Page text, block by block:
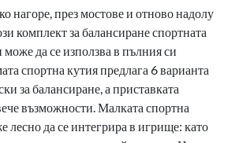
нагоре, през мостове и отново надолу
комплект за балансиране спортната
може да се използва в пълния си
спортна кутия предлага 6 варианта
за балансиране, а приставката
възможности.Малката спортна
лесно да се интегрира в игрище: като